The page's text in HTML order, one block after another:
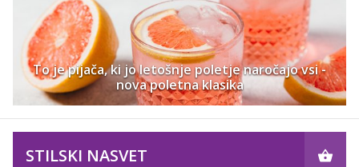
To je pijača, ki jo letošnje poletje naročajo vsi -
nova poletna klasika
STILSKI NASVET